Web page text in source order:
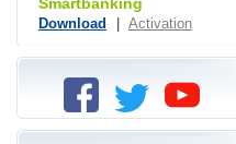
Download Activation